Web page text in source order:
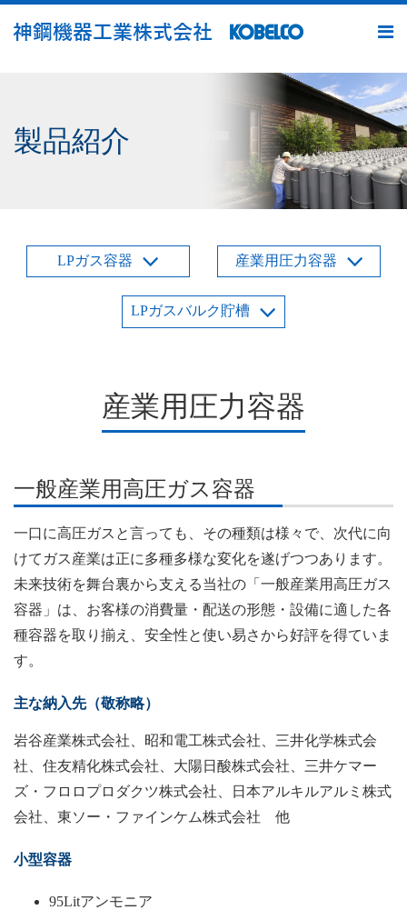
m
製品紹介
LPガス容器 産業用圧力容器
LPガスバルク貯槽
産業用圧力容器
一般産業用高圧ガス容器
一口に高圧ガスと言っても、その種類は様々で、次代に向
けてガス産業は正に多種多様な変化を遂げつつあります。
未来技術を舞台裏から支える当社の「一般産業用高圧ガス
容器」は、お客様の消費量・配送の形態・設備に適した各
種容器を取り揃え、安全性と使い易さから好評を得ていま
す。
主な納入先（敬称略）
岩谷産業株式会社、昭和電工株式会社、三井化学株式会
社、住友精化株式会社、大陽日酸株式会社、三井ケマー
ズ・フロロプロダクツ株式会社、日本アルキルアルミ株式
会社、東ソー・ファインケム株式会社 他
小型容器
95Litアンモニア